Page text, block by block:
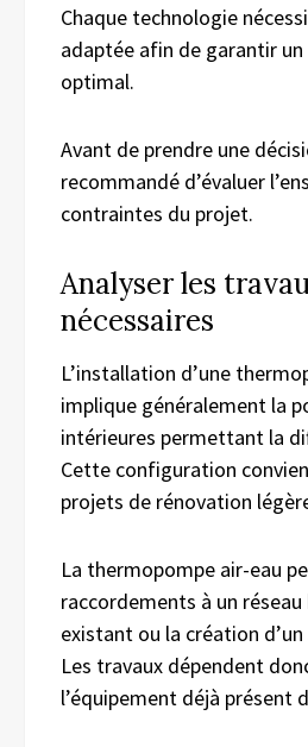
Chaque technologie
adaptée afin de garantir
optimal.
Avant de prendre une
recommandé d’évaluer
contraintes du projet.
Analyser les
nécessaires
L’installation d’une
implique généralement la
intérieures permettant la
Cette configuration
projets de rénovation
La thermopompe air-eau
raccordements à un
existant ou la création
Les travaux dépendent
l’équipement déjà présent